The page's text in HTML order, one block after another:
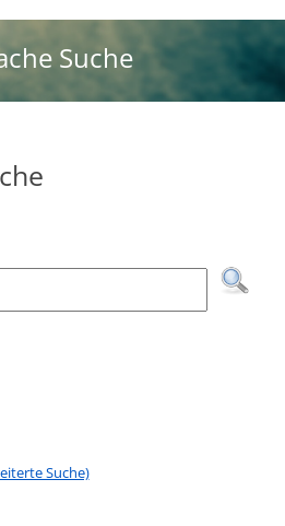
Suche
nach der Sie
Suche)